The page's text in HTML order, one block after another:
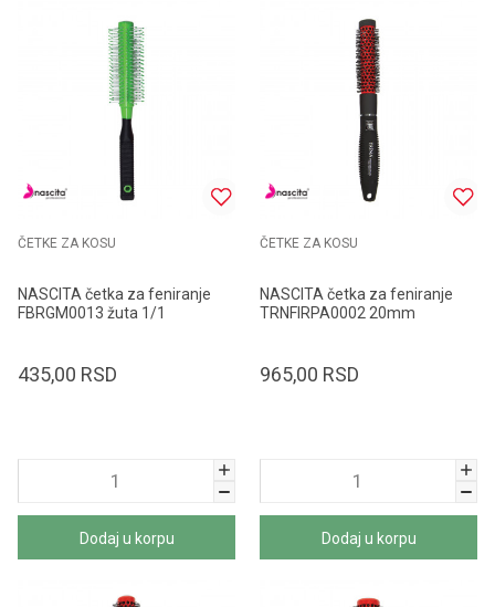
ČETKE ZA KOSU
NASCITA četka za feniranje
FBRGM0013 žuta 1/1
435,00 RSD
Dodaj u korpu
ČETKE ZA KOSU
NASCITA četka za feniranje
TRNFIRPA0002 20mm
965,00 RSD
Dodaj u korpu